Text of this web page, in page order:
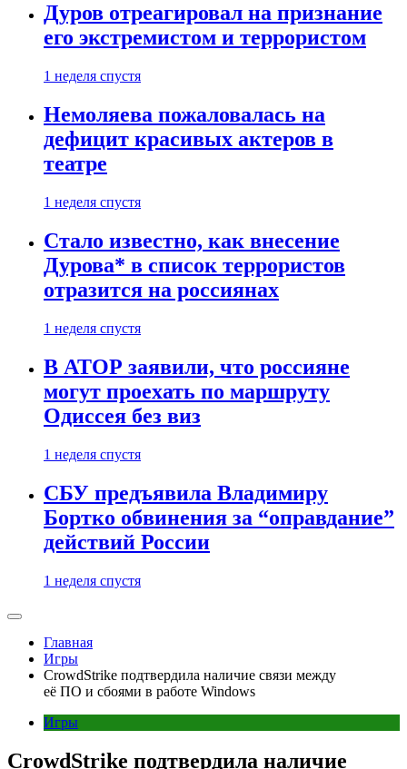
Дуров отреагировал на признание
его экстремистом и террористом
1 неделя спустя
Немоляева пожаловалась на
дефицит красивых актеров в
театре
1 неделя спустя
Стало известно, как внесение
Дурова* в список террористов
отразится на россиянах
1 неделя спустя
В АТОР заявили, что россияне
могут проехать по маршруту
Одиссея без виз
1 неделя спустя
СБУ предъявила Владимиру
Бортко обвинения за “оправдание”
действий России
1 неделя спустя
Главная
Игры
CrowdStrike подтвердила наличие связи между
её ПО и сбоями в работе Windows
Игры
CrowdStrike подтвердила наличие